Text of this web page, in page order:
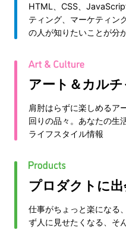
HTML、CSS、
ティング、マーケティン
の人が知りたいことが分
アート＆カルチ
肩肘はらずに楽しめるア
回りの品々。あなたの生
ライフスタイル情報
プロダクトに出
仕事がちょっと楽になる
ず人に見せたくなる、そ